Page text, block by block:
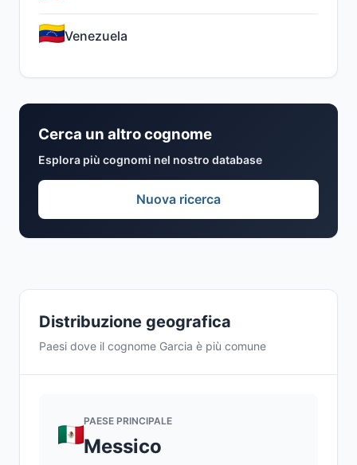
Distribuzione geografica
Paesi dove il cognome Garcia è più comune
PAESE PRINCIPALE
Messico
Venezuela
Cerca un altro cognome
Esplora più cognomi nel nostro database
Nuova ricerca